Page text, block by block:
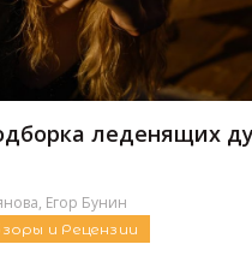
леденящих
, Егор Бунин
и Рецензии